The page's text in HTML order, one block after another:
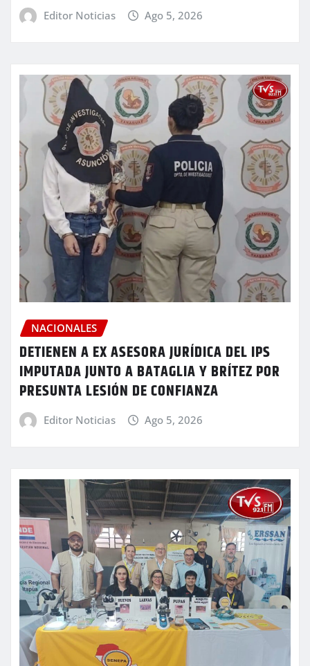
Editor Noticias Ago 5, 2026
NACIONALES
DETIENEN A EX ASESORA JURÍDICA DEL IPS
IMPUTADA JUNTO A BATAGLIA Y BRÍTEZ POR
PRESUNTA LESIÓN DE CONFIANZA
Editor Noticias Ago 5, 2026